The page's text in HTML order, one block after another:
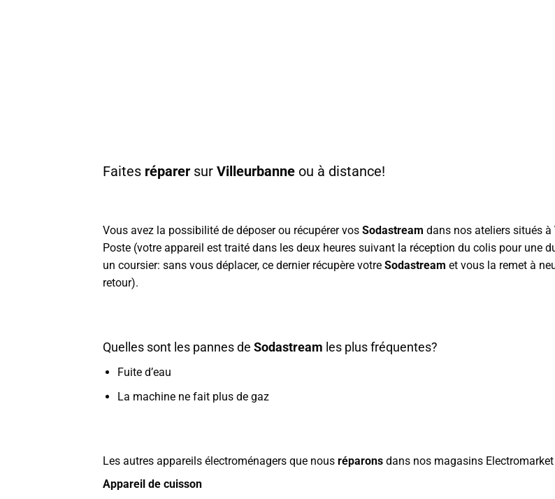
Faites réparer sur Villeurbanne ou à distance!
Vous avez la possibilité de déposer ou récupérer vos Sodastream dans nos ateliers situés à
Poste (votre appareil est traité dans les deux heures suivant la réception du colis pour une
un coursier: sans vous déplacer, ce dernier récupère votre Sodastream et vous la remet à
retour).
Quelles sont les pannes de Sodastream les plus fréquentes?
Fuite d’eau
La machine ne fait plus de gaz
Les autres appareils électroménagers que nous réparons dans nos magasins
Appareil de cuisson